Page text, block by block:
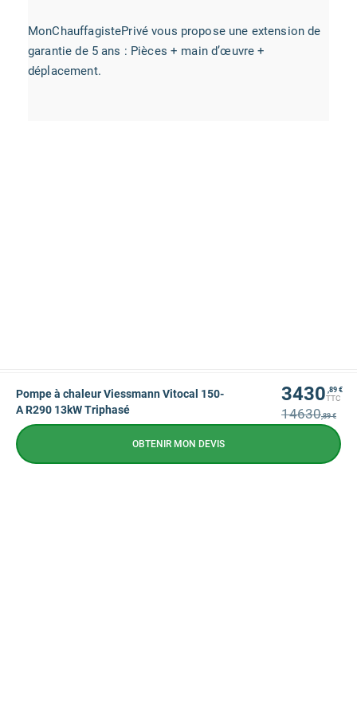
MonChauffagistePrivé vous propose une extension de
garantie de 5 ans : Pièces + main d’œuvre +
déplacement.
Pompe à chaleur Viessmann Vitocal 150-
A R290 13kW Triphasé
3430 ,89 €
TTC
14630,89 €
OBTENIR MON DEVIS